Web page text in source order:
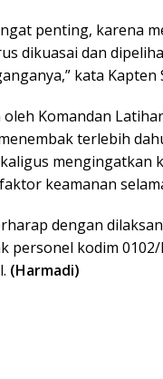
penting, karena
dikuasai dan
kata Kapten
Komandan
terlebih
mengingatkan
keamanan
dengan
personel kodim
(Harmadi)